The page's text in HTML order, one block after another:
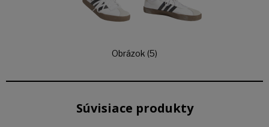
Obrázok (5)
Súvisiace produkty